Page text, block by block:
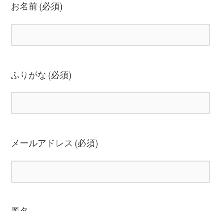
お名前 (必須)
ふりがな (必須)
メールアドレス (必須)